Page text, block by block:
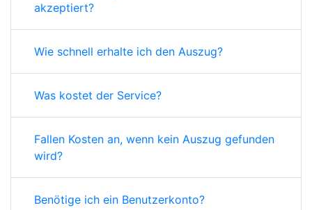
akzeptiert?
Wie schnell erhalte ich den Auszug?
Was kostet der Service?
Fallen Kosten an, wenn kein Auszug gefunden
wird?
Benötige ich ein Benutzerkonto?